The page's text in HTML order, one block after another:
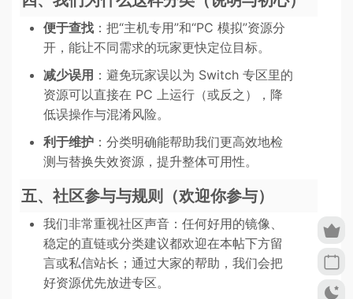
便于查找 ：把“主机专用”和“PC 模拟”资源分
开，能让不同需求的玩家更快定位目标。
减少误用 ：避免玩家误以为 Switch 专区里的
资源可以直接在 PC 上运行（或反之），降
低误操作与混淆风险。
利于维护 ：分类明确能帮助我们更高效地检
测与替换失效资源，提升整体可用性。
五、社区参与与规则（欢迎你参与）
我们非常重视社区声音：任何好用的镜像、
稳定的直链或分类建议都欢迎在本帖下方留
言或私信站长；通过大家的帮助，我们会把
好资源优先放进专区。